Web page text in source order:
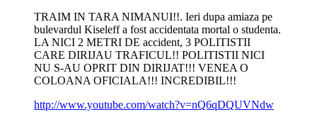
TRAIM IN TARA NIMANUI!!. Ieri dupa amiaza pe
bulevardul Kiseleff a fost accidentata mortal o studenta.
LA NICI 2 METRI DE accident, 3 POLITISTII
CARE DIRIJAU TRAFICUL!! POLITISTII NICI
NU S-AU OPRIT DIN DIRIJAT!!! VENEA O
COLOANA OFICIALA!!! INCREDIBIL!!!
http://www.youtube.com/watch?v=nQ6qDQUVNdw